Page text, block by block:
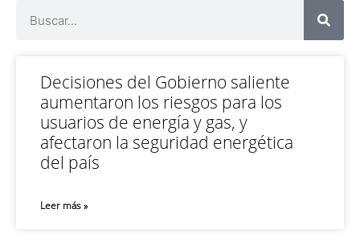
Decisiones del Gobierno saliente
aumentaron los riesgos para los
usuarios de energía y gas, y
afectaron la seguridad energética
del país
Leer más »